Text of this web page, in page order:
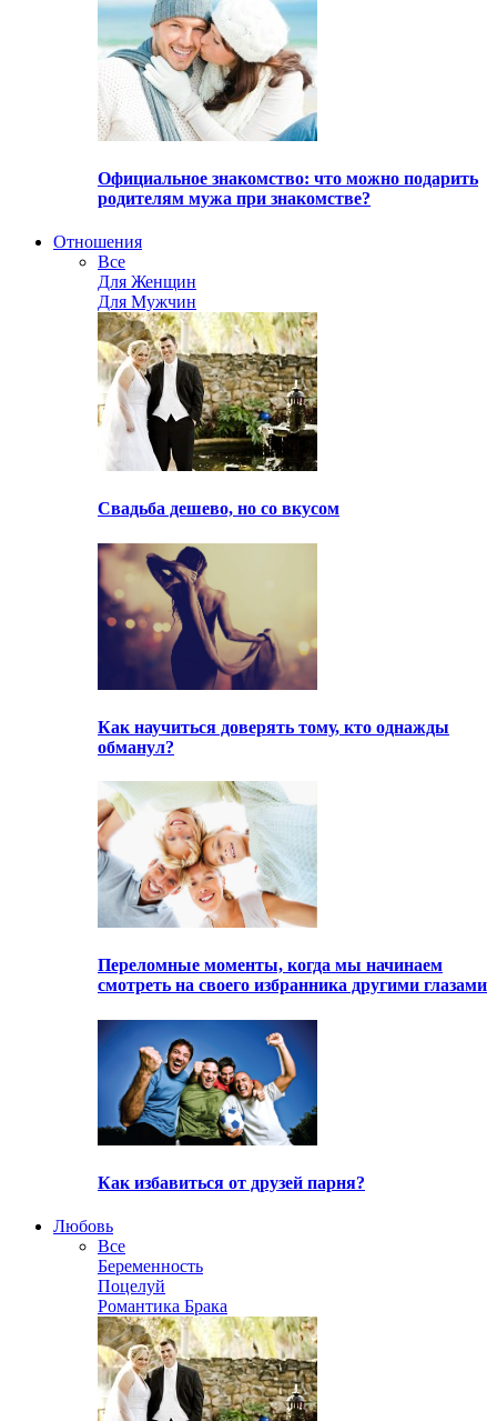
Официальное знакомство: что можно подарить
родителям мужа при знакомстве?
Отношения
Все
Для Женщин
Для Мужчин
Свадьба дешево, но со вкусом
Как научиться доверять тому, кто однажды
обманул?
Переломные моменты, когда мы начинаем
смотреть на своего избранника другими глазами
Как избавиться от друзей парня?
Любовь
Все
Беременность
Поцелуй
Романтика Брака